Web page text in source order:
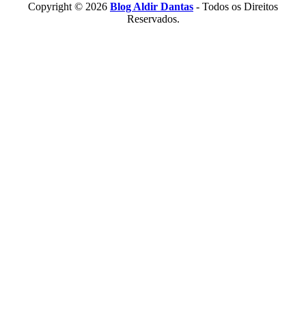
Copyright © 2026 Blog Aldir Dantas - Todos os Direitos
Reservados.